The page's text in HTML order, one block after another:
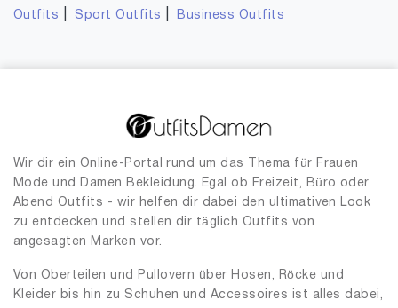
Outfits
Sport Outfits Business Outfits
Wir dir ein Online-Portal rund um das Thema für Frauen
Mode und Damen Bekleidung. Egal ob Freizeit, Büro oder
Abend Outfits - wir helfen dir dabei den ultimativen Look
zu entdecken und stellen dir täglich Outfits von
angesagten Marken vor.
Von Oberteilen und Pullovern über Hosen, Röcke und
Kleider bis hin zu Schuhen und Accessoires ist alles dabei,